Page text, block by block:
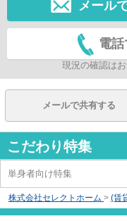
メール
電
現況の確認は
メールで共有する
こだわり特集
単身者向け特集
株式会社セレクトホーム > (賃